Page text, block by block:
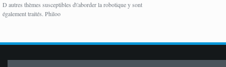
D autres thèmes susceptibles d\'aborder la robotique y sont
également traités. Philoo